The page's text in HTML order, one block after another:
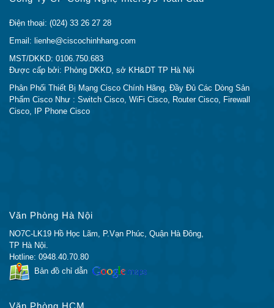
Điện thoại: (024) 33 26 27 28
Email: lienhe@ciscochinhhang.com
MST/DKKD: 0106.750.683
Được cấp bởi: Phòng DKKD, sở KH&DT TP Hà Nội
Phân Phối Thiết Bị Mạng Cisco Chính Hãng, Đầy Đủ Các Dòng Sản
Phẩm Cisco Như : Switch Cisco, WiFi Cisco, Router Cisco, Firewall
Cisco, IP Phone Cisco
Văn Phòng Hà Nội
NO7C-LK19 Hồ Học Lãm, P.Vạn Phúc, Quận Hà Đông,
TP Hà Nội.
Hotline: 0948.40.70.80
Bản đồ chỉ dẫn
Văn Phòng HCM